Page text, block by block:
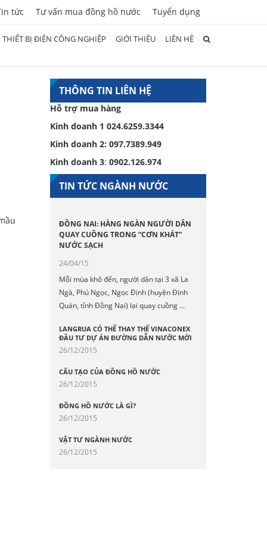
tức Tư vấn mua đồng hồ nước Tuyển dụng
THIẾT BỊ ĐIỆN CÔNG NGHIỆP GIỚI THIỆU LIÊN HỆ
THÔNG TIN LIÊN HỆ
Hỗ trợ mua hàng
Kinh doanh 1 024.6259.3344
Kinh doanh 2: 097.7389.949
Kinh doanh 3: 0902.126.974
TIN TỨC NGÀNH NƯỚC
ĐỒNG NAI: HÀNG NGÀN NGƯỜI DÂN
QUAY CUỒNG TRONG “CƠN KHÁT”
NƯỚC SẠCH
24/04/15
Mỗi mùa khô đến, người dân tại 3 xã La
Ngà, Phú Ngọc, Ngọc Định (huyện Định
Quán, tỉnh Đồng Nai) lại quay cuồng ...
LANGRUA CÓ THỂ THAY THẾ VINACONEX
ĐẦU TƯ DỰ ÁN ĐƯỜNG DẪN NƯỚC MỚI
26/12/2015
CẤU TẠO CỦA ĐỒNG HỒ NƯỚC
26/12/2015
ĐỒNG HỒ NƯỚC LÀ GÌ?
26/12/2015
VẬT TƯ NGÀNH NƯỚC
26/12/2015